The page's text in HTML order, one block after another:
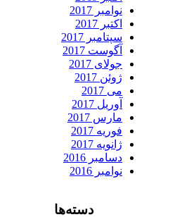
سپتامبر 2017
آگوست 2017
مارس 2017
دسامبر 2016